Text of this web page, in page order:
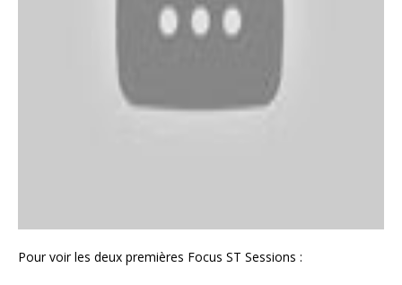
Pour voir les deux premières Focus ST Sessions :